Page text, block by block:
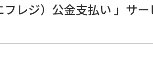
フレジ）公金支払い 」サ